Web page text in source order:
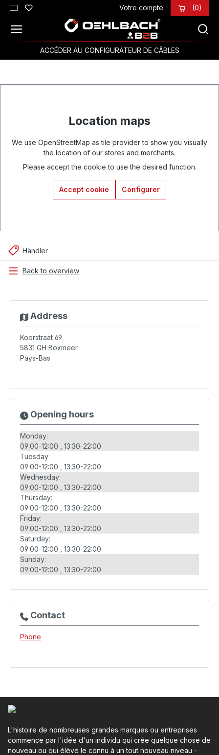
Passer au contenu principal Votre compte (0)
ACCÉDER AU CONFIGURATEUR DE CÂBLES
Location maps
We use OpenStreetMap as tile provider to show you visually
the location of our stores and merchants.
Please accept the cookie to use the desired function.
Accept cookie Configurer
Händler
Back to overview
Address
Koorstraat 69
5831 GH Boxmeer
Pays-Bas
Opening hours
Monday:
09:00-12:00
13:30-22:00
Tuesday:
09:00-12:00
13:30-22:00
Wednesday:
09:00-12:00
13:30-22:00
Thursday:
09:00-12:00
13:30-22:00
Friday:
09:00-12:00
13:30-22:00
Saturday:
09:00-12:00
13:30-22:00
Sunday:
09:00-12:00
13:30-22:00
Contact
Phone
L'histoire de nombreuses grandes marques ou entreprises
commence par l'idée d'un individu qui crée quelque chose de
nouveau ou qui élève le connu à un tout nouveau niveau -